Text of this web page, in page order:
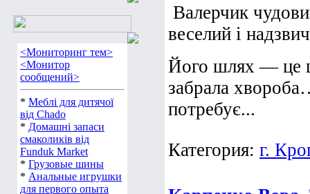
<Мониторинг тем>
<Монитор
сообщений>
* Меблі для дитячої
від Chado
* Домашні запаси
смаколиків від
Funduk Market
* Грузовые шины
* Анальные игрушки
для первого опыта
Валерчик
веселий і
Його шлях — це
забрала
потребує...
Категория: г.